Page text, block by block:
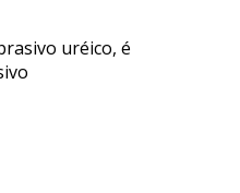
uréico, é